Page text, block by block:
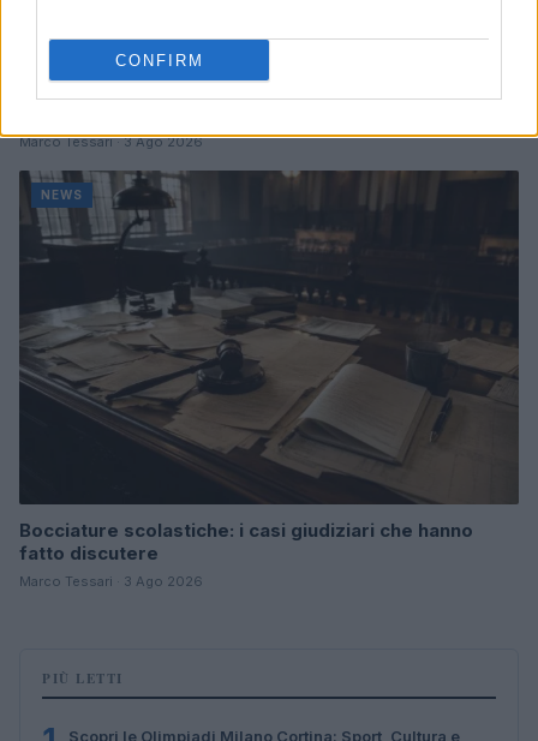
CONFIRM
Marco Tessari · 3 Ago 2026
NEWS
Bocciature scolastiche: i casi giudiziari che hanno
fatto discutere
Marco Tessari · 3 Ago 2026
PIÙ LETTI
Scopri le Olimpiadi Milano Cortina: Sport, Cultura e